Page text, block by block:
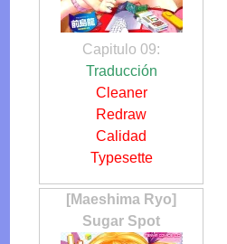
Capitulo 09:
Traducción
Cleaner
Redraw
Calidad
Typesette
[Maeshima Ryo]
Sugar Spot